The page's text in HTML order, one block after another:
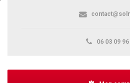
06 03 09